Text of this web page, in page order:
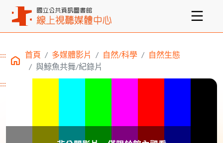
主要內容區塊
::: 首頁 多媒體影片 自然/科學
自然生態
與鯨魚共舞/紀錄片
:::